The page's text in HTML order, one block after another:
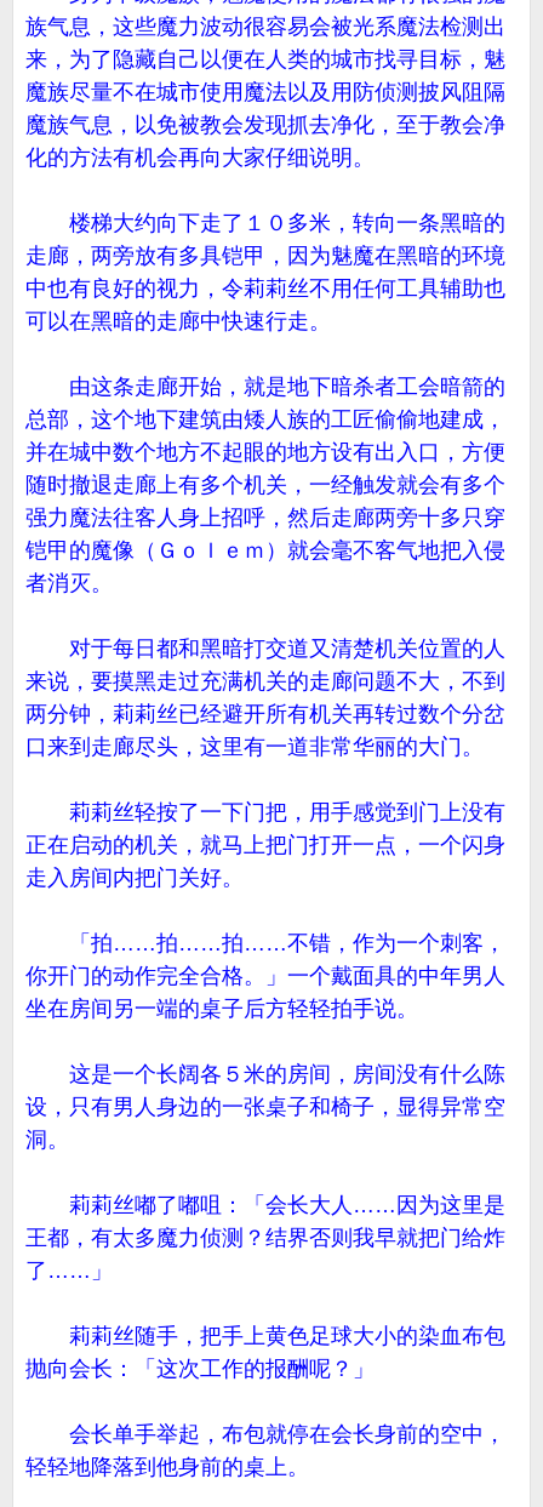
族气息，这些魔力波动很容易会被光系魔法检测出
来，为了隐藏自己以便在人类的城市找寻目标，魅
魔族尽量不在城市使用魔法以及用防侦测披风阻隔
魔族气息，以免被教会发现抓去净化，至于教会净
化的方法有机会再向大家仔细说明。
楼梯大约向下走了１０多米，转向一条黑暗的
走廊，两旁放有多具铠甲，因为魅魔在黑暗的环境
中也有良好的视力，令莉莉丝不用任何工具辅助也
可以在黑暗的走廊中快速行走。
由这条走廊开始，就是地下暗杀者工会暗箭的
总部，这个地下建筑由矮人族的工匠偷偷地建成，
并在城中数个地方不起眼的地方设有出入口，方便
随时撤退走廊上有多个机关，一经触发就会有多个
强力魔法往客人身上招呼，然后走廊两旁十多只穿
铠甲的魔像（Ｇｏｌｅｍ）就会毫不客气地把入侵
者消灭。
对于每日都和黑暗打交道又清楚机关位置的人
来说，要摸黑走过充满机关的走廊问题不大，不到
两分钟，莉莉丝已经避开所有机关再转过数个分岔
口来到走廊尽头，这里有一道非常华丽的大门。
莉莉丝轻按了一下门把，用手感觉到门上没有
正在启动的机关，就马上把门打开一点，一个闪身
走入房间内把门关好。
「拍……拍……拍……不错，作为一个刺客，
你开门的动作完全合格。」一个戴面具的中年男人
坐在房间另一端的桌子后方轻轻拍手说。
这是一个长阔各５米的房间，房间没有什么陈
设，只有男人身边的一张桌子和椅子，显得异常空
洞。
莉莉丝嘟了嘟咀：「会长大人……因为这里是
王都，有太多魔力侦测？结界否则我早就把门给炸
了……」
莉莉丝随手，把手上黄色足球大小的染血布包
抛向会长：「这次工作的报酬呢？」
会长单手举起，布包就停在会长身前的空中，
轻轻地降落到他身前的桌上。